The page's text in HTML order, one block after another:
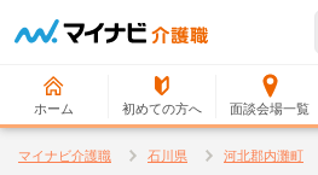
ホーム 初めての方へ 面談会場一覧
マイナビ介護職 石川県 河北郡内灘町